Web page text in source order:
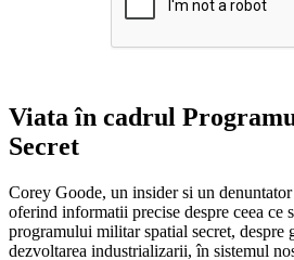
Viata în cadrul
Secret
Corey Goode, un insider si un
oferind informatii precise despre ceea ce
programului militar spatial secret, despre
dezvoltarea industrializarii, în sistemul